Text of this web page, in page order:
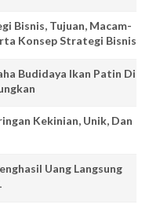
Bisnis, Tujuan, Macam-
Konsep Strategi Bisnis
Budidaya Ikan Patin Di
Kekinian, Unik, Dan
Uang Langsung